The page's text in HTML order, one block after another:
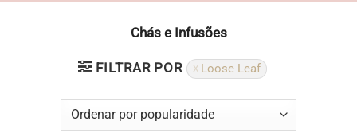
Chás e Infusões
FILTRAR POR Loose Leaf